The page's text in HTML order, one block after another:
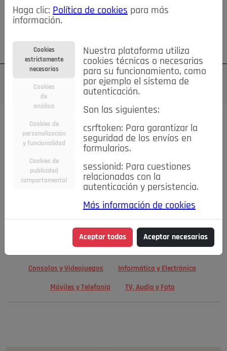
TABLÓN DE ANUNCIOS MIS ANUNCIOS CONTACTO
NOSOTROS
Su cuenta Regístrese ¿Olvidó su contraseña?
TODAS Deporte Bicicletas Deportes y Ocio
Electrodomésticos
Niños y Bebés Inmobiliaria Construcción y Reformas
Moda Accesorios Ropa Motor
Motor y Accesorios Motos Ocio
Cine, Libros y Música Coleccionismo Otros Otros
Consolas y Videojuegos Informática y Electrónica
Móviles y Telefonía TV, Audio y Foto
Haga clic: Política de cookies para más
información.
Cookies
estrictamente
necesarias
Cookies
de
análisis
Cookies de
personalización
y funcionalidad
Cookies de
publicidad
comportamental
Nuestra plataforma utiliza
cookies técnicas o necesarias
para su funcionamiento, como
por ejemplo el sistema de
autenticación.
Son las siguientes:
csrftoken: Para garantizar la
seguridad de los envíos en
formularios.
sessionid: Para cuestiones
relacionadas con la
autenticación y persistencia.
Más información de cookies
Aceptar todas Aceptar necesarias